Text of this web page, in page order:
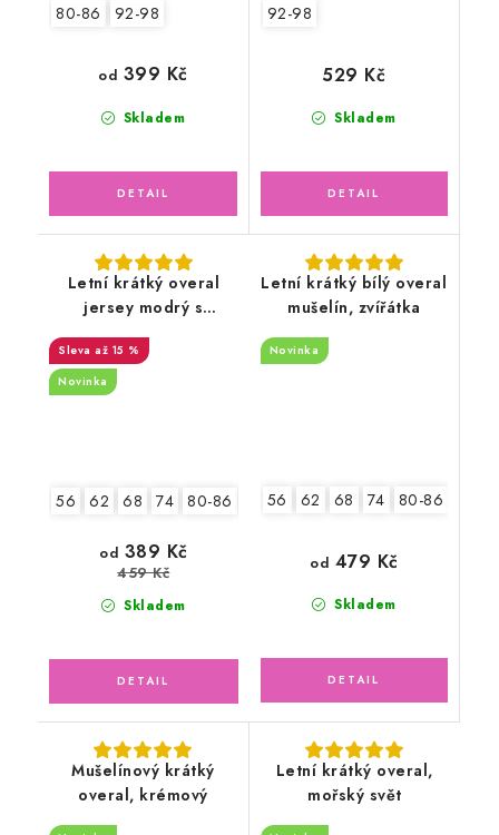
80-86 92-98
Skladem
od 399 Kč
92-98
Skladem
529 Kč
Letní krátký overal
jersey modrý s
až 15 %
Novinka
56 62 68 74 80-86 92-98 2.jakost v.62
Skladem
od 389 Kč
459 Kč
Letní krátký bílý overal
mušelín, zvířátka
Novinka
56 62 68 74 80-86
Skladem
od 479 Kč
Mušelínový krátký
overal, krémový
Letní krátký overal,
mořský svět